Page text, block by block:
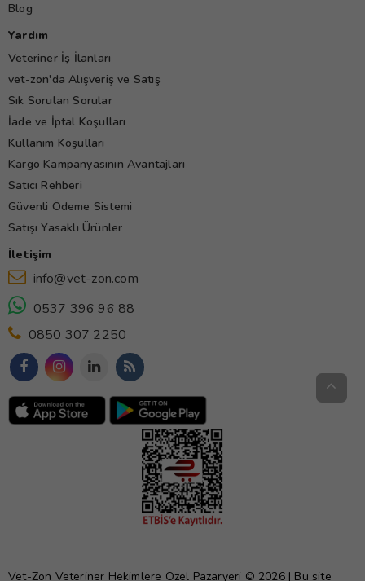
Blog
Yardım
Veteriner İş İlanları
vet-zon'da Alışveriş ve Satış
Sık Sorulan Sorular
İade ve İptal Koşulları
Kullanım Koşulları
Kargo Kampanyasının Avantajları
Satıcı Rehberi
Güvenli Ödeme Sistemi
Satışı Yasaklı Ürünler
İletişim
info@vet-zon.com
0537 396 96 88
0850 307 2250
Vet-Zon Veteriner Hekimlere Özel Pazaryeri © 2026 | Bu site